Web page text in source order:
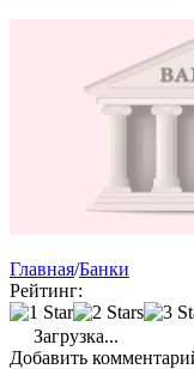
Главная/Банки
Рейтинг:
Загрузка...
Добавить